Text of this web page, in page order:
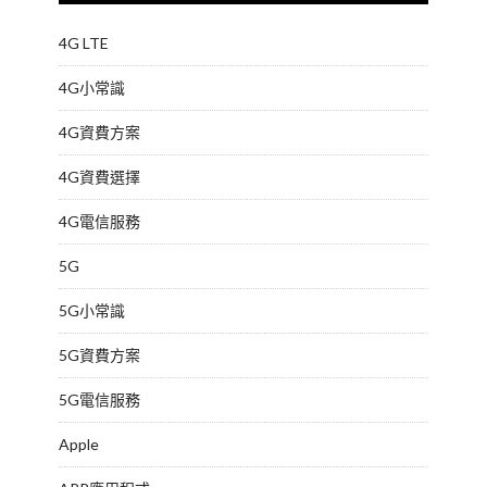
4G LTE
4G小常識
4G資費方案
4G資費選擇
4G電信服務
5G
5G小常識
5G資費方案
5G電信服務
Apple